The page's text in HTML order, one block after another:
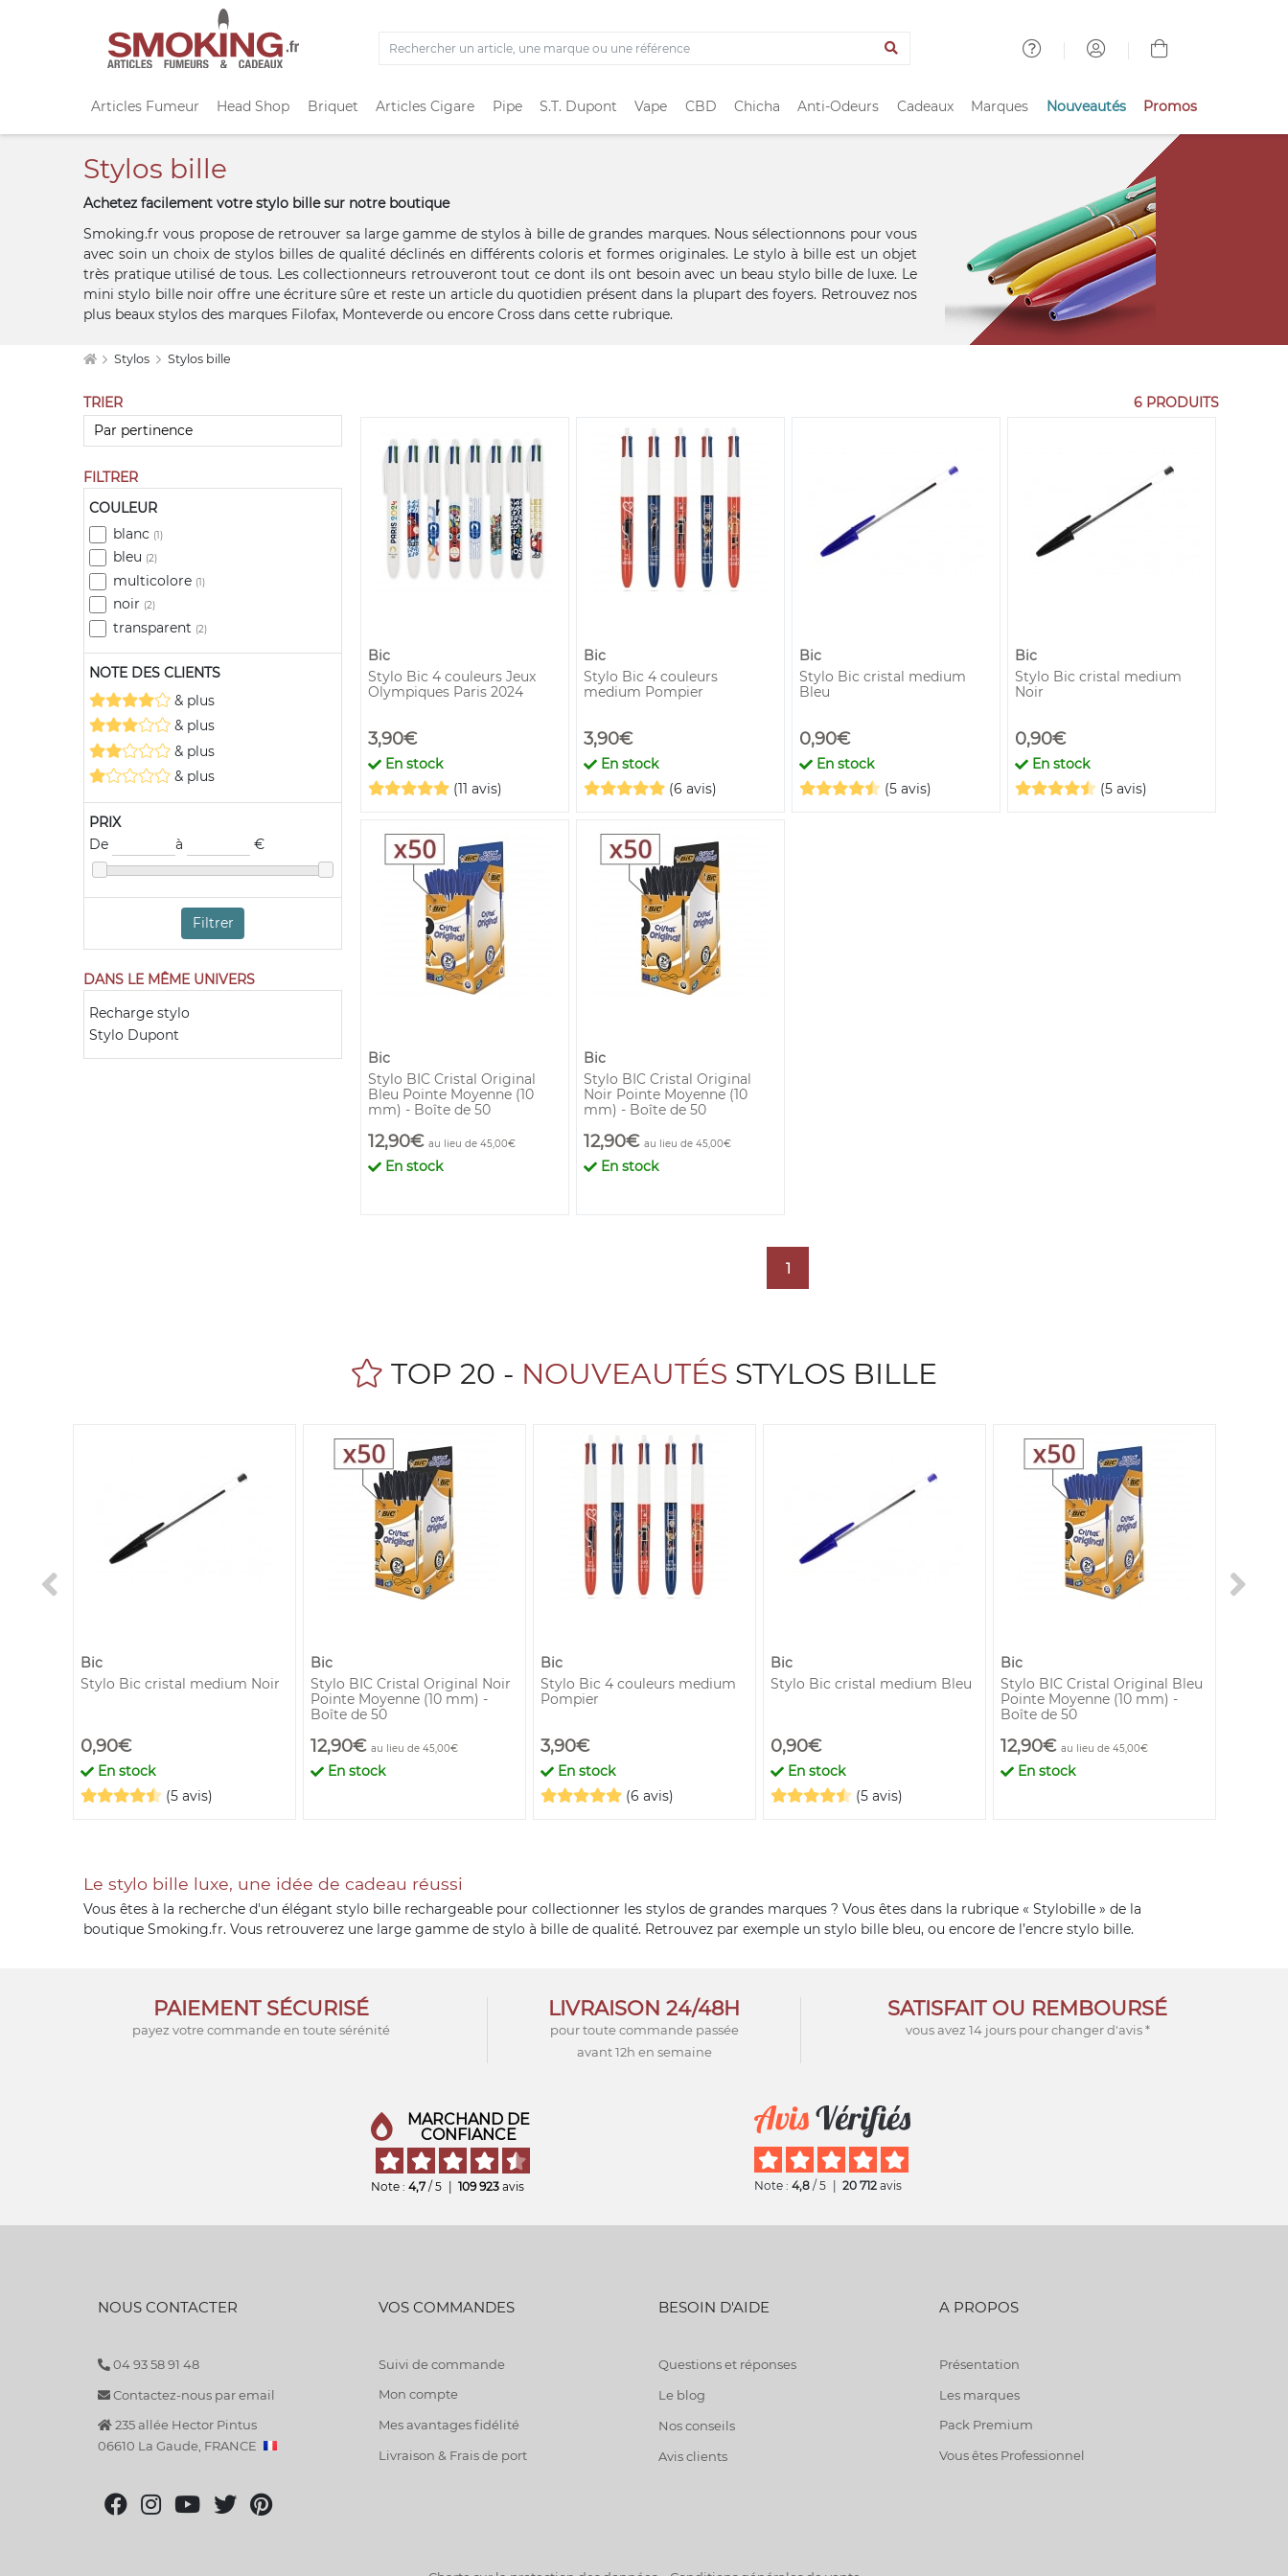
Articles Fumeur Head Shop Briquet Articles Cigare Pipe S.T. Dupont Vape CBD Chicha Anti-Odeurs Cadeaux Marques Nouveautés Promos
Stylos bille
Achetez facilement votre stylo bille sur notre boutique
Smoking.fr vous propose de retrouver sa large gamme de stylos à bille de grandes marques. Nous sélectionnons pour vous
avec soin un choix de stylos billes de qualité déclinés en différents coloris et formes originales. Le stylo à bille est un objet
très pratique utilisé de tous. Les collectionneurs retrouveront tout ce dont ils ont besoin avec un beau stylo bille de luxe. Le
mini stylo bille noir offre une écriture sûre et reste un article du quotidien présent dans la plupart des foyers. Retrouvez nos
plus beaux stylos des marques Filofax, Monteverde ou encore Cross dans cette rubrique.
Stylos Stylos bille
TRIER
FILTRER
COULEUR
blanc (1)
bleu (2)
multicolore (1)
noir (2)
transparent (2)
NOTE DES CLIENTS
& plus
& plus
& plus
& plus
PRIX
De
à €
Filtrer
DANS LE MÊME UNIVERS
Recharge stylo
Stylo Dupont
6 PRODUITS
Bic
Stylo Bic 4 couleurs Jeux
Olympiques Paris 2024
3,90€
En stock
(11 avis)
Bic
Stylo Bic 4 couleurs
medium Pompier
3,90€
En stock
(6 avis)
Bic
Stylo Bic cristal medium
Bleu
0,90€
En stock
(5 avis)
Bic
Stylo Bic cristal medium
Noir
0,90€
En stock
(5 avis)
Bic
Stylo BIC Cristal Original
Bleu Pointe Moyenne (10
mm) - Boîte de 50
12,90€ au lieu de 45,00€
En stock
Bic
Stylo BIC Cristal Original
Noir Pointe Moyenne (10
mm) - Boîte de 50
12,90€ au lieu de 45,00€
En stock
1
TOP 20 - NOUVEAUTÉS STYLOS BILLE
Bic
Stylo Bic cristal medium Noir
0,90€
En stock
(5 avis)
Bic
Stylo BIC Cristal Original Noir
Pointe Moyenne (10 mm) -
Boîte de 50
12,90€ au lieu de 45,00€
En stock
Bic
Stylo Bic 4 couleurs medium
Pompier
3,90€
En stock
(6 avis)
Bic
Stylo Bic cristal medium Bleu
0,90€
En stock
(5 avis)
Bic
Stylo BIC Cristal Original Bleu
Pointe Moyenne (10 mm) -
Boîte de 50
12,90€ au lieu de 45,00€
En stock
Le stylo bille luxe, une idée de cadeau réussi
Vous êtes à la recherche d'un élégant stylo bille rechargeable pour collectionner les stylos de grandes marques ? Vous êtes dans la rubrique « Stylobille » de la
boutique Smoking.fr. Vous retrouverez une large gamme de stylo à bille de qualité. Retrouvez par exemple un stylo bille bleu, ou encore de l’encre stylo bille.
PAIEMENT SÉCURISÉ
payez votre commande en toute sérénité
LIVRAISON 24/48H
pour toute commande passée
avant 12h en semaine
SATISFAIT OU REMBOURSÉ
vous avez 14 jours pour changer d'avis *
MARCHAND DE
CONFIANCE
Note : 4,7 / 5 109 923 avis Note : 4,8 / 5 20 712 avis
NOUS CONTACTER
04 93 58 91 48
Contactez-nous par email
235 allée Hector Pintus
06610 La Gaude, FRANCE
VOS COMMANDES
Suivi de commande
Mon compte
Mes avantages fidélité
Livraison & Frais de port
BESOIN D'AIDE
Questions et réponses
Le blog
Nos conseils
Avis clients
A PROPOS
Présentation
Les marques
Pack Premium
Vous êtes Professionnel